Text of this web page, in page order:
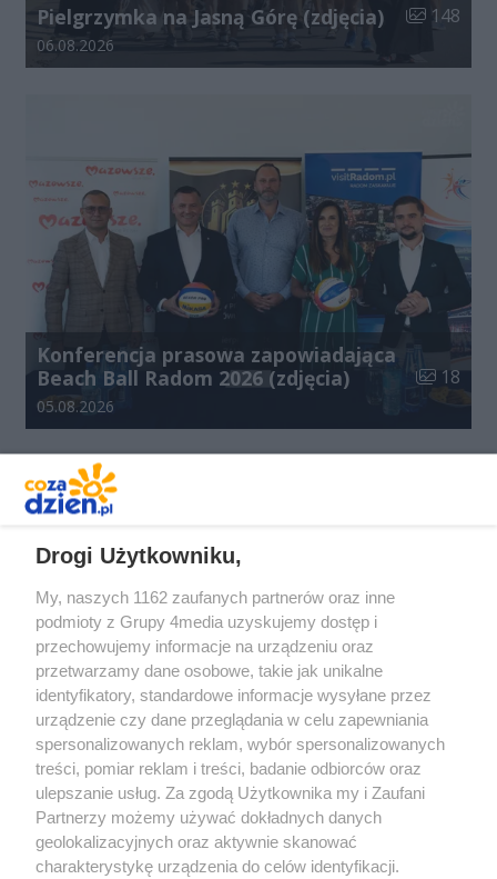
Pielgrzymka na Jasną Górę (zdjęcia) Liczba
148
Data dodania galerii:
06.08.2026
Konferencja prasowa zapowiadająca
Beach Ball Radom 2026 (zdjęcia)
Liczba
18
Data dodania galerii:
05.08.2026
Redakcja Reklama Prywatność
Praca Łódź
the:protocol
Drogi Użytkowniku,
My, naszych 1162 zaufanych partnerów oraz inne
podmioty z Grupy 4media uzyskujemy dostęp i
przechowujemy informacje na urządzeniu oraz
przetwarzamy dane osobowe, takie jak unikalne
identyfikatory, standardowe informacje wysyłane przez
urządzenie czy dane przeglądania w celu zapewniania
spersonalizowanych reklam, wybór spersonalizowanych
treści, pomiar reklam i treści, badanie odbiorców oraz
ulepszanie usług. Za zgodą Użytkownika my i Zaufani
Partnerzy możemy używać dokładnych danych
geolokalizacyjnych oraz aktywnie skanować
charakterystykę urządzenia do celów identyfikacji.